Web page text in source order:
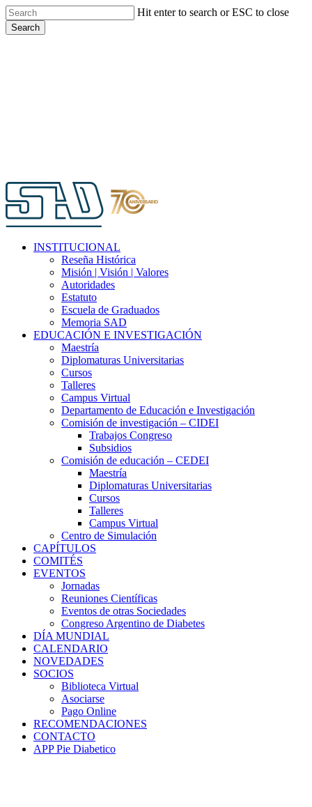
Skip
to
main
Hit enter to search or ESC to close
Search
Menu
INSTITUCIONAL
Reseña Histórica
Misión | Visión | Valores
Autoridades
Estatuto
Escuela de Graduados
Memoria SAD
EDUCACIÓN E INVESTIGACIÓN
Maestría
Diplomaturas Universitarias
Cursos
Talleres
Campus Virtual
Departamento de Educación e Investigación
Comisión de investigación – CIDEI
Trabajos Congreso
Subsidios
Comisión de educación – CEDEI
Maestría
Diplomaturas Universitarias
Cursos
Talleres
Campus Virtual
Centro de Simulación
CAPÍTULOS
COMITÉS
EVENTOS
Jornadas
Reuniones Científicas
Eventos de otras Sociedades
Congreso Argentino de Diabetes
DÍA MUNDIAL
CALENDARIO
NOVEDADES
SOCIOS
Biblioteca Virtual
Asociarse
Pago Online
RECOMENDACIONES
CONTACTO
APP Pie Diabetico